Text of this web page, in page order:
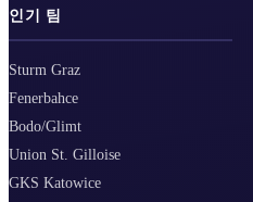
인기 팀
Sturm Graz
Fenerbahce
Bodo/Glimt
Union St. Gilloise
GKS Katowice